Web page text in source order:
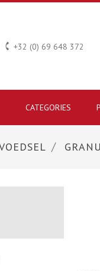
 +32 (0) 69 648 372
CATEGORIES